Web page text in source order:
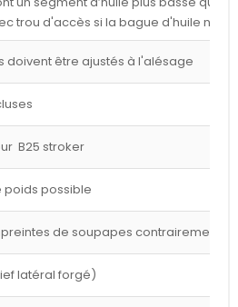
trou d'accès si la bague d'huile
doivent être ajustés à l'alésage
B25 stroker
poids possible
de soupapes contrairement à
latéral forgé)